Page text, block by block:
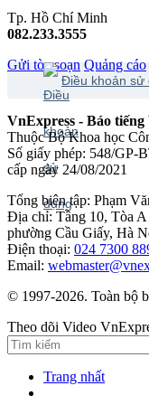
Tp. Hồ Chí Minh
082.233.3555
Gửi tòa soạn Quảng cáo
Điều khoản sử
VnExpress - Báo
Thuộc Bộ Khoa học
Số giấy phép: 548/GP-
cấp ngày 24/08/2021
Tổng biên tập: Phạm
Địa chỉ: Tầng 10, Tòa A
phường Cầu Giấy, Hà
Điện thoại: 024 7300
Email:
© 1997-2026. Toàn bộ
Theo dõi Video
Trang nhất